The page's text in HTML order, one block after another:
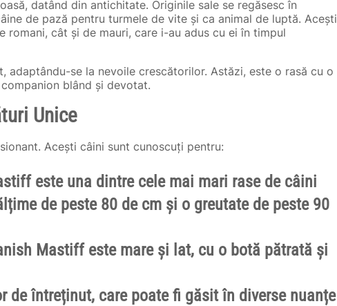
datând din antichitate. Originile sale se regăsesc în
de pază pentru turmele de vite și ca animal de luptă. Acești
cât și de mauri, care i-au adus cu ei în timpul
adaptându-se la nevoile crescătorilor. Astăzi, este o rasă cu o
blând și devotat.
Unice
Acești câini sunt cunoscuți pentru:
este una dintre cele mai mari rase de câini
de peste 80 de cm și o greutate de peste 90
Mastiff este mare și lat, cu o botă pătrată și
de întreținut, care poate fi găsit în diverse nuanțe